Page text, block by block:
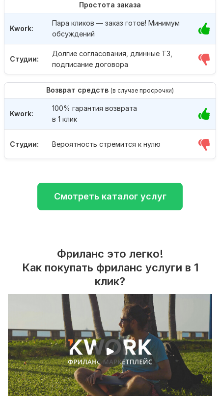
Простота заказа
Студии:
Долгие согласования, длинные ТЗ,
подписание договора
Kwork:
Пара кликов — заказ готов! Минимум
обсуждений
Возврат средств (в случае просрочки)
Студии: Вероятность стремится к нулю
Kwork:
100% гарантия возврата
в 1 клик
Смотреть каталог услуг
Фриланс это легко!
Как покупать фриланс услуги в 1
клик?